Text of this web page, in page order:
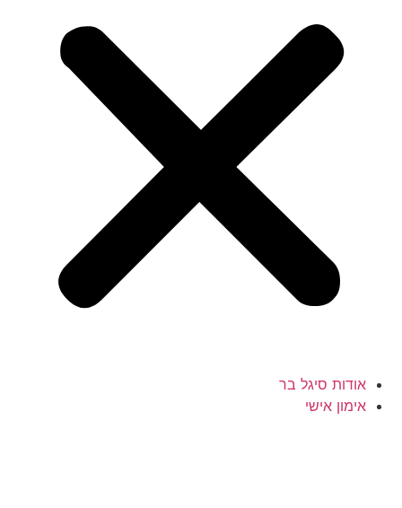
אודות סיגל בר
אימון אישי